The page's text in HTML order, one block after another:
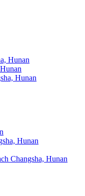
Hunan
Hunan
Hunan
Changsha, Hunan